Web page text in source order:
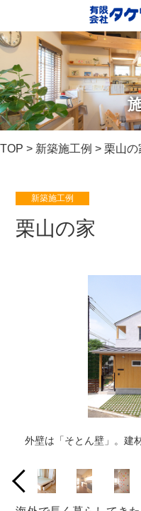
TOP > 新築施工例 > 栗山
新築施工例
栗山の家
外壁は「そとん壁」。建
ステンドグラス
明るい
リビングダイニングの
扉を閉めれ
畳の下は
キッチンの床はコ
書斎にある